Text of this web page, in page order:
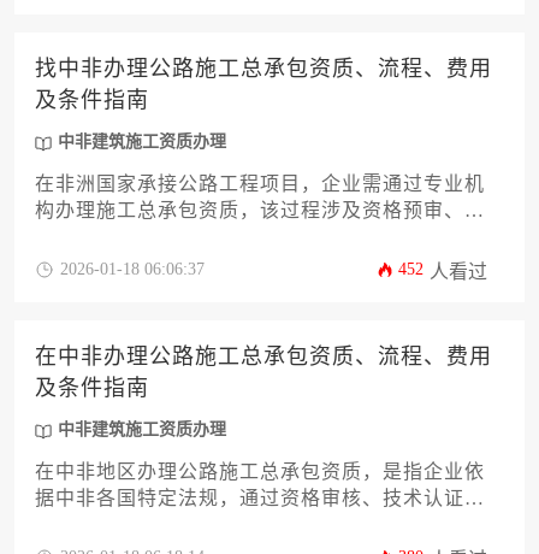
找中非办理公路施工总承包资质、流程、费用
及条件指南
中非建筑施工资质办理
在非洲国家承接公路工程项目，企业需通过专业机
构办理施工总承包资质，该过程涉及资格预审、材
用根据国家不同控制在80万至200万元之间，需重点
2026-01-18 06:06:37 452 人看过
在中非办理公路施工总承包资质、流程、费用
及条件指南
中非建筑施工资质办理
在中非地区办理公路施工总承包资质，是指企业依
据中非各国特定法规，通过资格审核、技术认证和